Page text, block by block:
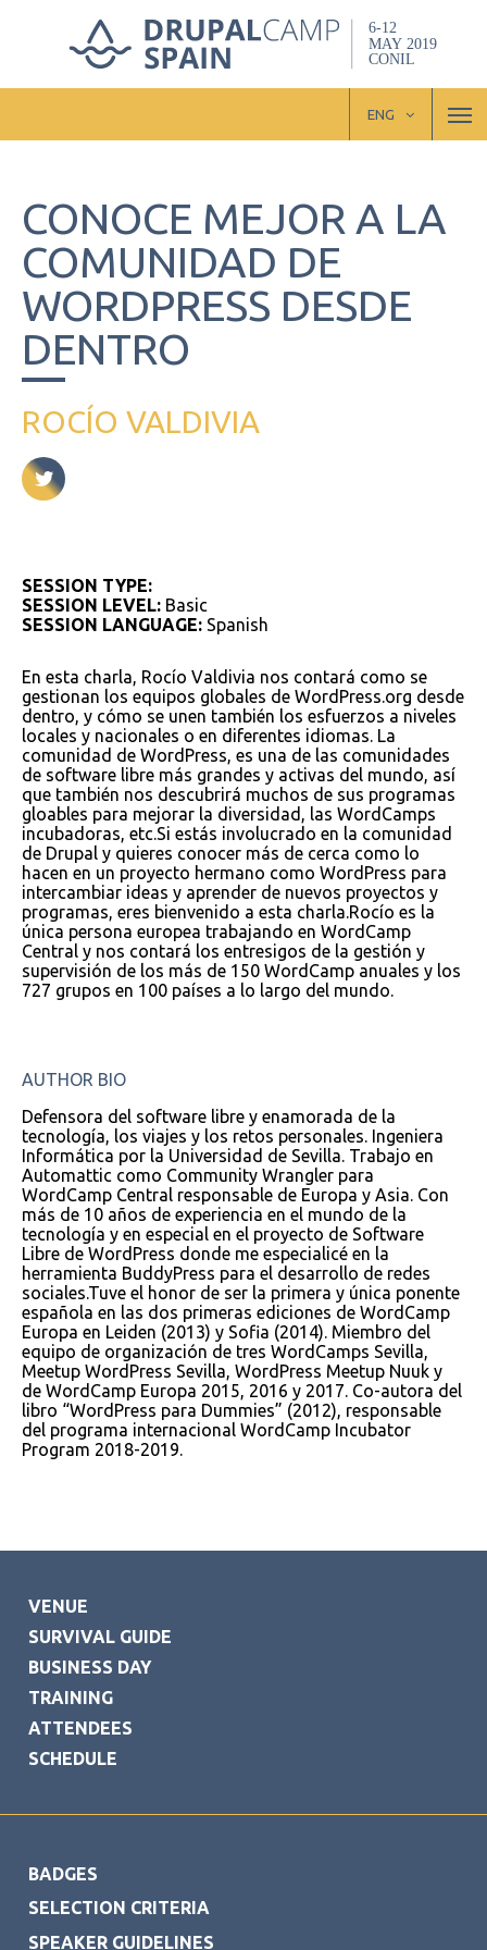
ENG
CONOCE MEJOR A LA
COMUNIDAD DE
WORDPRESS DESDE
DENTRO
ROCÍO VALDIVIA
SESSION TYPE:
SESSION LEVEL: Basic
SESSION LANGUAGE: Spanish
En esta charla, Rocío Valdivia nos contará como se
gestionan los equipos globales de WordPress.org desde
dentro, y cómo se unen también los esfuerzos a niveles
locales y nacionales o en diferentes idiomas. La
comunidad de WordPress, es una de las comunidades
de software libre más grandes y activas del mundo, así
que también nos descubrirá muchos de sus programas
gloables para mejorar la diversidad, las WordCamps
incubadoras, etc.Si estás involucrado en la comunidad
de Drupal y quieres conocer más de cerca como lo
hacen en un proyecto hermano como WordPress para
intercambiar ideas y aprender de nuevos proyectos y
programas, eres bienvenido a esta charla.Rocío es la
única persona europea trabajando en WordCamp
Central y nos contará los entresigos de la gestión y
supervisión de los más de 150 WordCamp anuales y los
727 grupos en 100 países a lo largo del mundo.
AUTHOR BIO
Defensora del software libre y enamorada de la
tecnología, los viajes y los retos personales. Ingeniera
Informática por la Universidad de Sevilla. Trabajo en
Automattic como Community Wrangler para
WordCamp Central responsable de Europa y Asia. Con
más de 10 años de experiencia en el mundo de la
tecnología y en especial en el proyecto de Software
Libre de WordPress donde me especialicé en la
herramienta BuddyPress para el desarrollo de redes
sociales.Tuve el honor de ser la primera y única ponente
española en las dos primeras ediciones de WordCamp
Europa en Leiden (2013) y Sofia (2014). Miembro del
equipo de organización de tres WordCamps Sevilla,
Meetup WordPress Sevilla, WordPress Meetup Nuuk y
de WordCamp Europa 2015, 2016 y 2017. Co-autora del
libro “WordPress para Dummies” (2012), responsable
del programa internacional WordCamp Incubator
Program 2018-2019.
VENUE
SURVIVAL GUIDE
BUSINESS DAY
TRAINING
ATTENDEES
SCHEDULE
FOOTER
BADGES
SELECTION CRITERIA
SPEAKER GUIDELINES